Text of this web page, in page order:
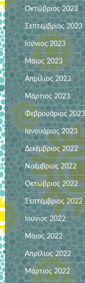
Οκτώβριος 2023
Σεπτέμβριος 2023
Ιούνιος 2023
Μάιος 2023
Απρίλιος 2023
Μάρτιος 2023
Φεβρουάριος 2023
Ιανουάριος 2023
Δεκέμβριος 2022
Νοέμβριος 2022
Οκτώβριος 2022
Σεπτέμβριος 2022
Ιούνιος 2022
Μάιος 2022
Απρίλιος 2022
Μάρτιος 2022